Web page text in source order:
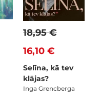
16,10 €
18,95 €
Selīna, kā tev
klājas?
Inga Grencberga